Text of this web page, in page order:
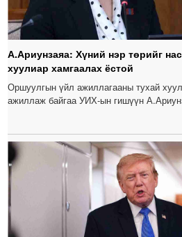
А.Ариунзаяа: Хүний нэр төрийг
хуулиар хамгаалах ёстой
Оршуулгын үйл ажиллагааны тухай
ажиллаж байгаа УИХ-ын гишүүн